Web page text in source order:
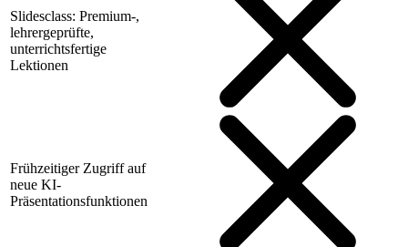
Slidesclass: Premium-,
lehrergeprüfte,
unterrichtsfertige
Lektionen
Frühzeitiger Zugriff auf
neue KI-
Präsentationsfunktionen